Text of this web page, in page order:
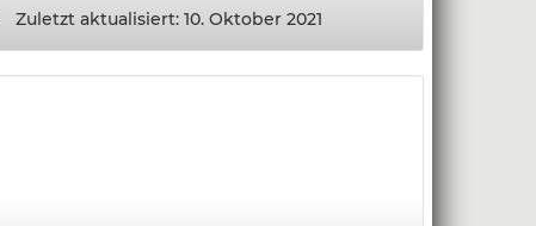
Zuletzt aktualisiert: 10. Oktober 2021